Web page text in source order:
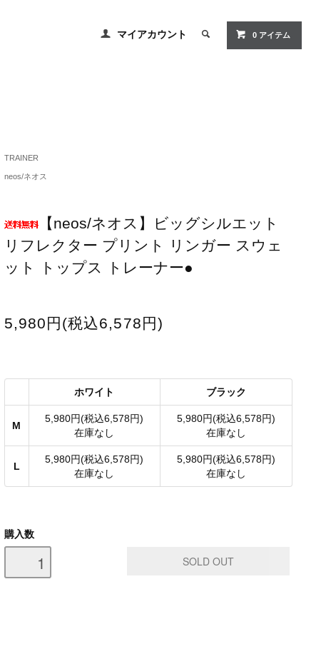
マイアカウント 0 アイテム
TRAINER
neos/ネオス
【neos/ネオス】ビッグシルエット
リフレクター プリント リンガー スウェ
ット トップス トレーナー●
5,980円(税込6,578円)
ホワイト ブラック
M
5,980円(税込6,578円)
在庫なし
5,980円(税込6,578円)
在庫なし
L
5,980円(税込6,578円)
在庫なし
5,980円(税込6,578円)
在庫なし
購入数